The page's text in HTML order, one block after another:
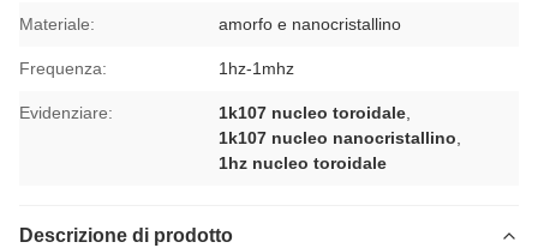
Materiale: amorfo e nanocristallino
Frequenza: 1hz-1mhz
Evidenziare: 1k107 nucleo toroidale
1k107 nucleo nanocristallino
1hz nucleo toroidale
Descrizione di prodotto